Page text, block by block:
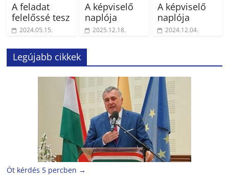
A feladat
felelőssé tesz
2024.05.15.
A képviselő
naplója
2025.12.18.
A képviselő
naplója
2024.12.04.
Legújabb cikkek
Öt kérdés 5 percben →